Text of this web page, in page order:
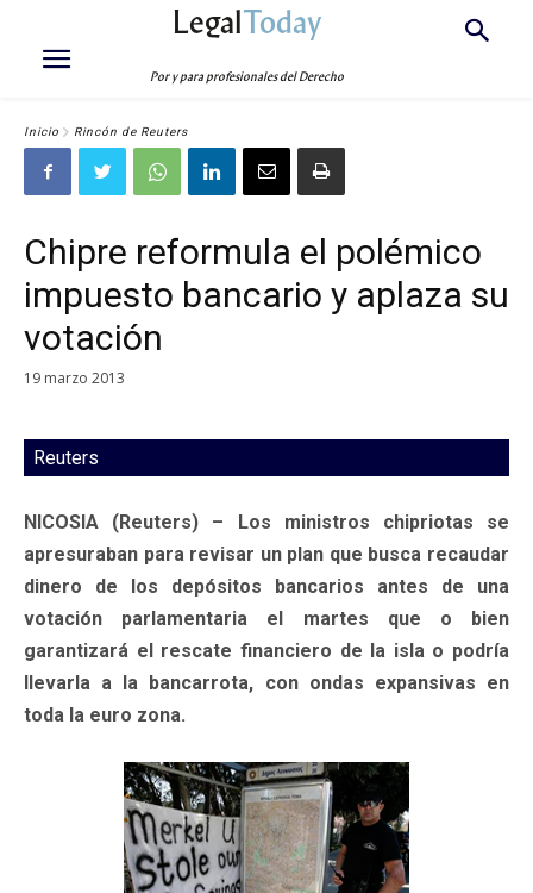
LegalToday
Por y para profesionales del Derecho
Inicio Rincón de Reuters
Chipre reformula el polémico
impuesto bancario y aplaza su
votación
19 marzo 2013
Reuters
NICOSIA (Reuters) – Los ministros chipriotas se
apresuraban para revisar un plan que busca recaudar
dinero de los depósitos bancarios antes de una
votación parlamentaria el martes que o bien
garantizará el rescate financiero de la isla o podría
llevarla a la bancarrota, con ondas expansivas en
toda la euro zona.